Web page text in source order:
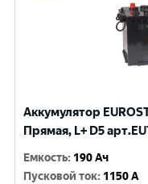
Аккумулятор
Прямая, L+ D5
Емкость: 190 Ач
Пусковой ток: 1150 A